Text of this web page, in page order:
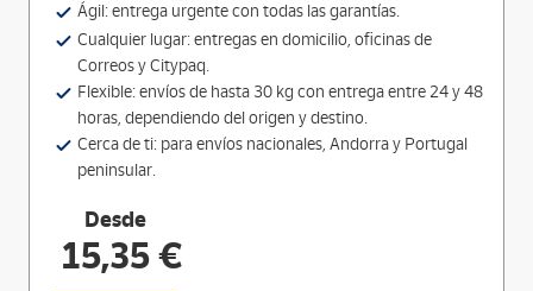
Ágil: entrega urgente con todas las garantías.
Cualquier lugar: entregas en domicilio, oficinas de
Correos y Citypaq.
Flexible: envíos de hasta 30 kg con entrega entre 24 y 48
horas, dependiendo del origen y destino.
Cerca de ti: para envíos nacionales, Andorra y Portugal
peninsular.
Desde
15,35 €